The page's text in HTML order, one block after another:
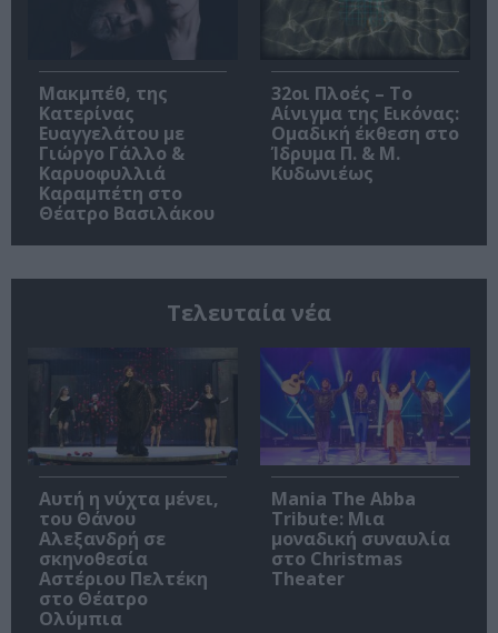
Μακμπέθ, της
Κατερίνας
Ευαγγελάτου με
Γιώργο Γάλλο &
Καρυοφυλλιά
Καραμπέτη στο
Θέατρο Βασιλάκου
32οι Πλοές – Το
Αίνιγμα της Εικόνας:
Ομαδική έκθεση στο
Ίδρυμα Π. & Μ.
Κυδωνιέως
Τελευταία νέα
Αυτή η νύχτα μένει,
του Θάνου
Αλεξανδρή σε
σκηνοθεσία
Αστέριου Πελτέκη
στο Θέατρο
Ολύμπια
Mania The Abba
Tribute: Μια
μοναδική συναυλία
στο Christmas
Theater